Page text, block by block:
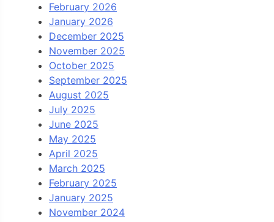
February 2026
January 2026
December 2025
November 2025
October 2025
September 2025
August 2025
July 2025
June 2025
May 2025
April 2025
March 2025
February 2025
January 2025
November 2024